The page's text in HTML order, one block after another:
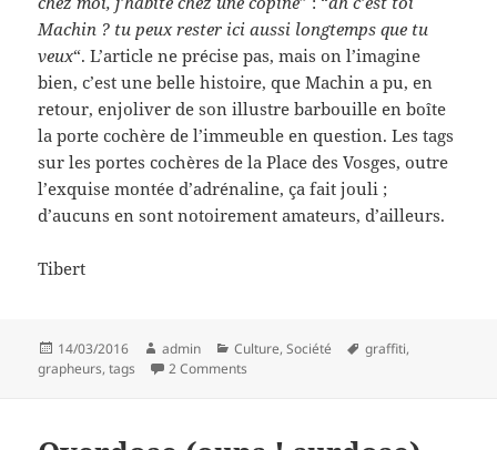
Machin ? tu peux rester ici aussi longtemps que tu
veux“. L’article ne précise pas, mais on l’imagine
bien, c’est une belle histoire, que Machin a pu, en
retour, enjoliver de son illustre barbouille en boîte
la porte cochère de l’immeuble en question. Les tags
sur les portes cochères de la Place des Vosges, outre
l’exquise montée d’adrénaline, ça fait jouli ;
d’aucuns en sont notoirement amateurs, d’ailleurs.
Tibert
Posted
on
14/03/2016 Author
admin Categories
Culture,Société Tags
graffiti,
grapheurs,tags 2 Comments